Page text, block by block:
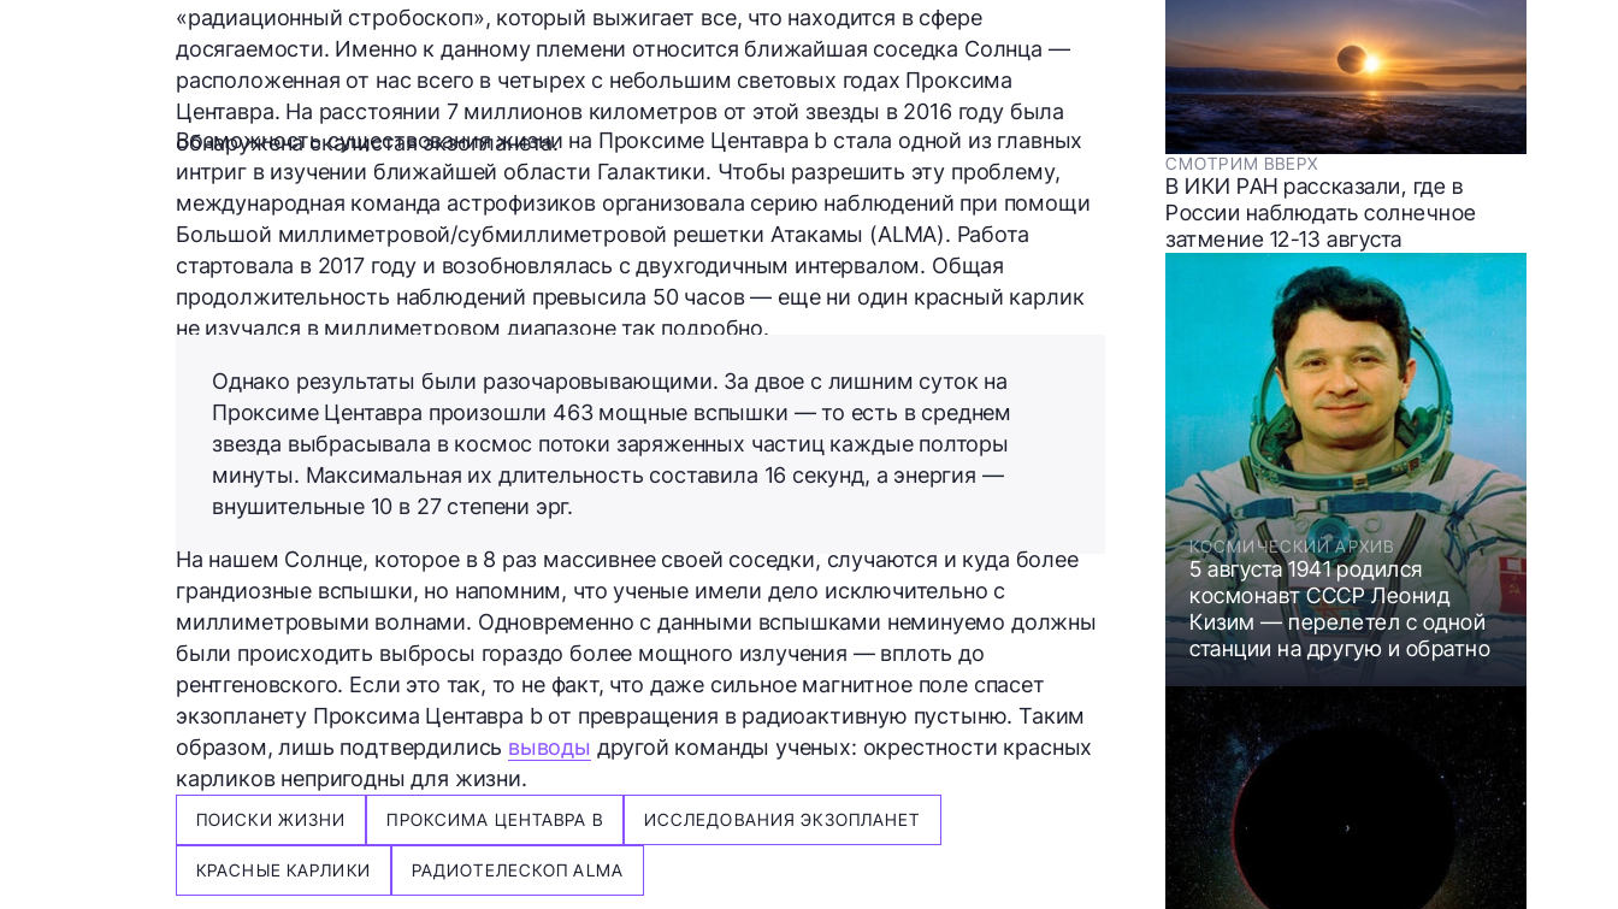
«радиационный стробоскоп», который выжигает все, что находится в сфере
досягаемости. Именно к данному племени относится ближайшая соседка Солнца —
расположенная от нас всего в четырех с небольшим световых годах Проксима
Центавра. На расстоянии 7 миллионов километровот этой звезды в 2016 году была
обнаружена скалистая экзопланета.
Возможность существования жизни на Проксиме Центавра b стала одной из главных
интриг в изучении ближайшей области Галактики. Чтобы разрешить эту проблему,
международная команда астрофизиков организовала серию наблюдений при помощи
Большой миллиметровой/субмиллиметровой решетки Атакамы (ALMA). Работа
стартовала в 2017 году и возобновлялась с двухгодичным интервалом. Общая
продолжительность наблюдений превысила 50 часов— еще ни один красный карлик
не изучался в миллиметровом диапазоне так подробно.
Однако результаты были разочаровывающими. За двое с лишним суток на
Проксиме Центавра произошли 463 мощные вспышки — то есть в среднем
звезда выбрасывала в космос потоки заряженных частиц каждые полторы
минуты. Максимальная их длительность составила 16 секунд, а энергия —
внушительные 10 в 27 степени эрг.
На нашем Солнце, которое в 8 раз массивнее своей соседки, случаются и куда более
грандиозные вспышки, но напомним, что ученые имели дело исключительно с
миллиметровыми волнами. Одновременно с данными вспышками неминуемо должны
были происходить выбросы гораздо более мощного излучения — вплоть до
рентгеновского. Если это так, то не факт, что даже сильное магнитное поле спасет
экзопланету Проксима Центавра b от превращения в радиоактивную пустыню. Таким
образом, лишь подтвердились выводы другой команды ученых: окрестности красных
карликов непригодны для жизни.
ПОИСКИ ЖИЗНИ ПРОКСИМА ЦЕНТАВРА B ИССЛЕДОВАНИЯ ЭКЗОПЛАНЕТ
КРАСНЫЕ КАРЛИКИ РАДИОТЕЛЕСКОП ALMA
СМОТРИМ ВВЕРХ
В ИКИ РАН рассказали, где в
России наблюдать солнечное
затмение 12-13 августа
КОСМИЧЕСКИЙ АРХИВ
5 августа 1941 родился
космонавт СССР Леонид
Кизим — перелетел с одной
станции на другую и обратно